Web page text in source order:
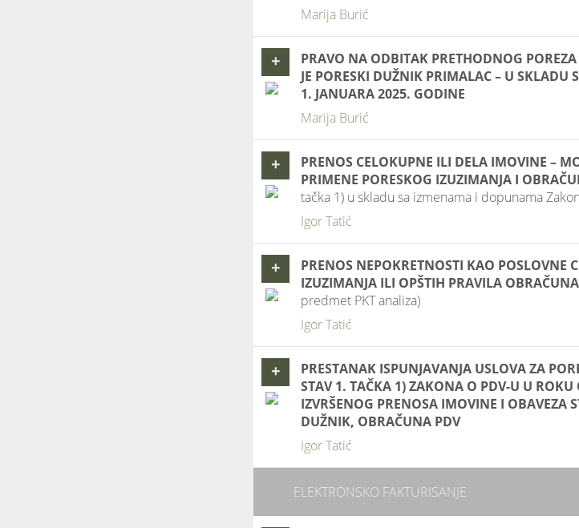
Marija Burić
+
PRAVO NA ODBITAK PRETHODNOG
JE PORESKI DUŽNIK PRIMALAC – U SKLADU
1. JANUARA 2025. GODINE
Marija Burić
+
PRENOS CELOKUPNE ILI DELA IMOVINE –
PRIMENE PORESKOG IZUZIMANJA I
tačka 1) u skladu sa izmenama i dopunama
Igor Tatić
+
PRENOS NEPOKRETNOSTI KAO POSLOVNE
IZUZIMANJA ILI OPŠTIH PRAVILA
predmet PKT analiza)
Igor Tatić
+
PRESTANAK ISPUNJAVANJA USLOVA ZA
STAV 1. TAČKA 1) ZAKONA O PDV-U U
IZVRŠENOG PRENOSA IMOVINE I OBAVEZA
DUŽNIK, OBRAČUNA PDV
Igor Tatić
ELEKTRONSKO FAKTURISANJE